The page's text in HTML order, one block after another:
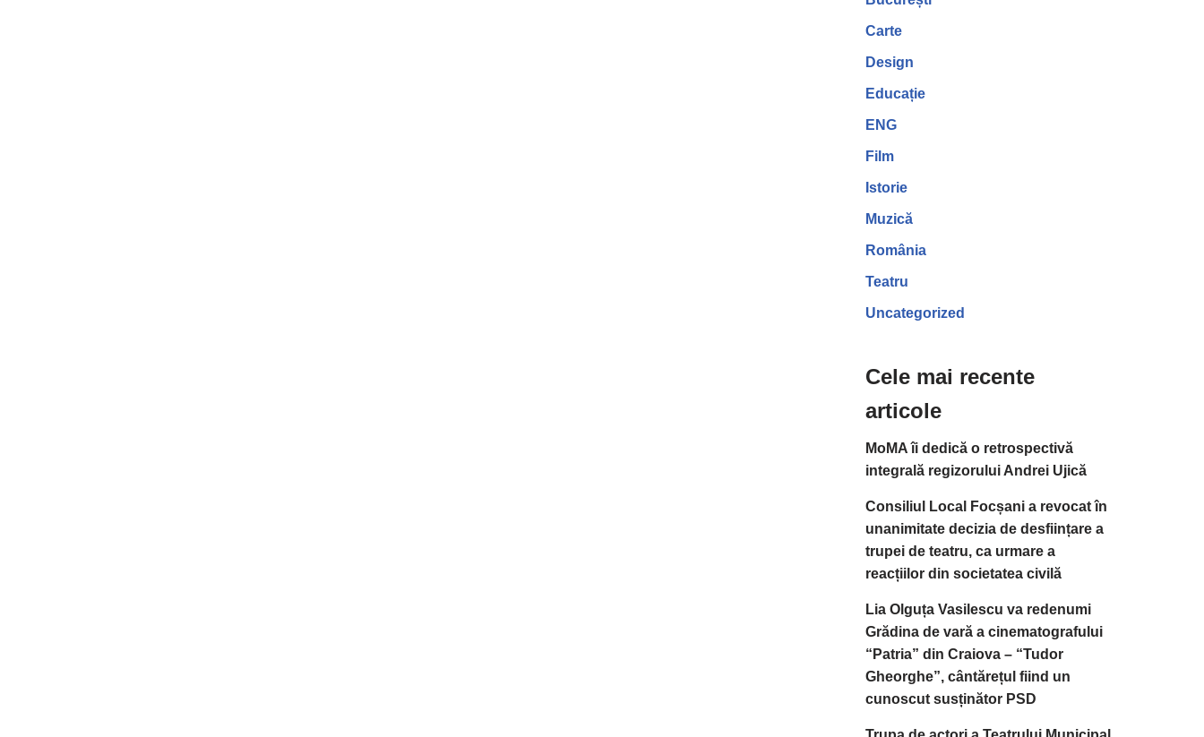
Carte
Design
Educație
ENG
Film
Istorie
Muzică
România
Teatru
Uncategorized
Cele mai recente
articole
MoMA îi dedică o retrospectivă
integrală regizorului Andrei Ujică
Consiliul Local Focșani a revocat în
unanimitate decizia de desființare a
trupei de teatru, ca urmare a
reacțiilor din societatea civilă
Lia Olguța Vasilescu va redenumi
Grădina de vară a cinematografului
“Patria” din Craiova – “Tudor
Gheorghe”, cântărețul fiind un
cunoscut susținător PSD